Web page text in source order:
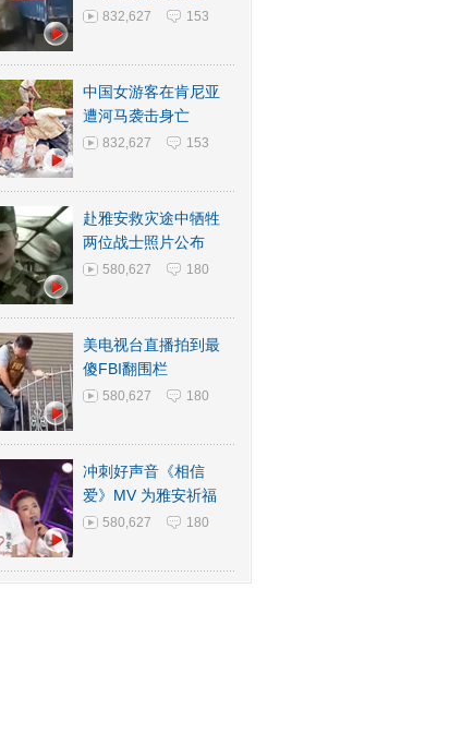
832,627 153
中国女游客在肯尼亚
遭河马袭击身亡
832,627 153
赴雅安救灾途中牺牲
两位战士照片公布
580,627 180
美电视台直播拍到最
傻FBI翻围栏
580,627 180
冲刺好声音《相信
爱》MV 为雅安祈福
580,627 180